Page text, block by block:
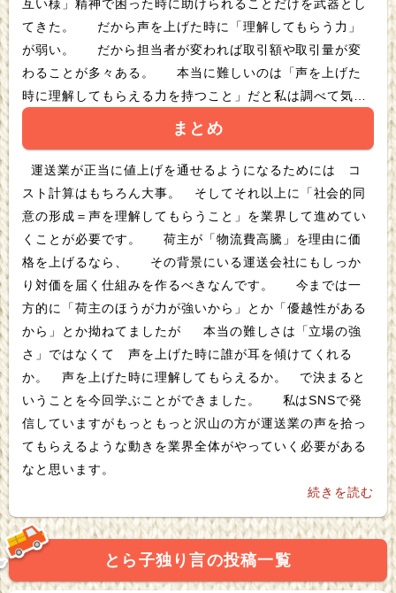
互い様」精神で困った時に助けられることだけを武器とし
てきた。 だから声を上げた時に「理解してもらう力」
が弱い。 だから担当者が変われば取引額や取引量が変
わることが多々ある。 本当に難しいのは「声を上げた
時に理解してもらえる力を持つこと」だと私は調べて気が
まとめ
スト計算はもちろん大事。 そしてそれ以上に「社会的同
意の形成＝声を理解してもらうこと」を業界して進めてい
くことが必要です。 荷主が「物流費高騰」を理由に価
格を上げるなら、 その背景にいる運送会社にもしっか
り対価を届く仕組みを作るべきなんです。 今までは一
方的に「荷主のほうが力が強いから」とか「優越性がある
から」とか拗ねてましたが 本当の難しさは「立場の強
さ」ではなくて 声を上げた時に誰が耳を傾けてくれる
か。 声を上げた時に理解してもらえるか。 で決まると
いうことを今回学ぶことができました。 私はSNSで発
信していますがもっともっと沢山の方が運送業の声を拾っ
てもらえるような動きを業界全体がやっていく必要がある
続きを読む
とら子独り言の投稿一覧